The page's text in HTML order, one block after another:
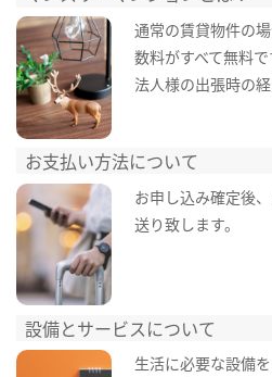
通常の賃貸物件の
数料がすべて無料で
法人様の出張時の
お支払い方法について
お申し込み確定後
送り致します。
設備とサービスについて
生活に必要な設備